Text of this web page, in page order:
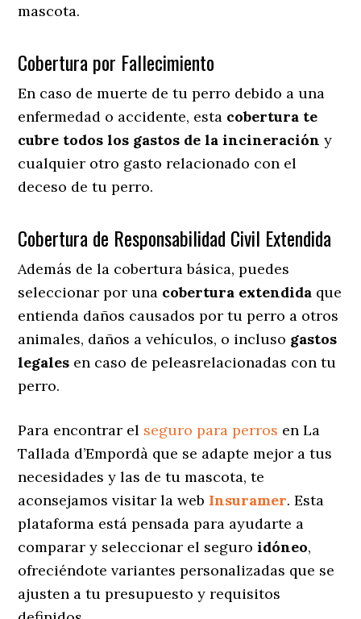
mascota.
Cobertura por Fallecimiento
En caso de muerte de tu perro debido a una
enfermedad o accidente, esta cobertura te
cubre todos los gastos de la incineración y
cualquier otro gasto relacionado con el
deceso de tu perro.
Cobertura de Responsabilidad Civil Extendida
Además de la cobertura básica, puedes
seleccionar por una cobertura extendida que
entienda daños causados por tu perro a otros
animales, daños a vehículos, o incluso gastos
legales en caso de peleasrelacionadas con tu
perro.
Para encontrar el seguro para perros en La
Tallada d’Empordà que se adapte mejor a tus
necesidades y las de tu mascota, te
aconsejamos visitar la web Insuramer. Esta
plataforma está pensada para ayudarte a
comparar y seleccionar el seguroidóneo,
ofreciéndote variantes personalizadas que se
ajusten a tu presupuesto y requisitos